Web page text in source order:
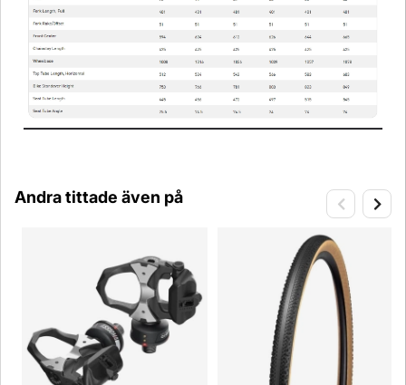
Andra tittade även på